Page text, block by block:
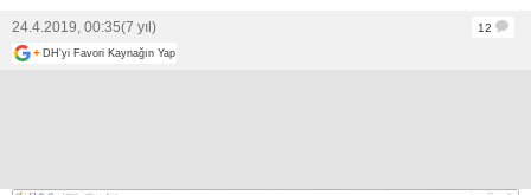
24.4.2019, 00:35(7 yıl)
12
+ DH'yi Favori Kaynağın Yap